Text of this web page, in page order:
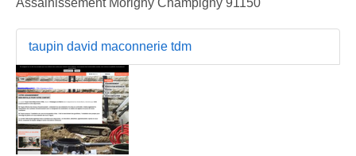
Assainissement Morigny Champigny 91150
taupin david maconnerie tdm